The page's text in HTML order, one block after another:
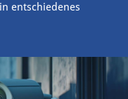
entschiedenes